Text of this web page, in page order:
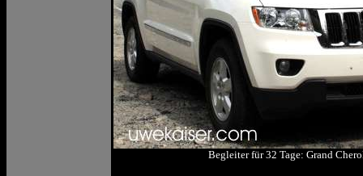
Begleiter für 32 Tage: Grand